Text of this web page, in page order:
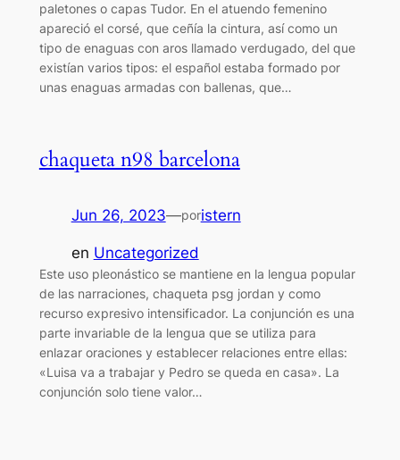
paletones o capas Tudor. En el atuendo femenino
apareció el corsé, que ceñía la cintura, así como un
tipo de enaguas con aros llamado verdugado, del que
existían varios tipos: el español estaba formado por
unas enaguas armadas con ballenas, que…
chaqueta n98 barcelona
Jun 26, 2023—poristern
en Uncategorized
Este uso pleonástico se mantiene en la lengua popular
de las narraciones, chaqueta psg jordan y como
recurso expresivo intensificador. La conjunción es una
parte invariable de la lengua que se utiliza para
enlazar oraciones y establecer relaciones entre ellas:
«Luisa va a trabajar y Pedro se queda en casa». La
conjunción solo tiene valor…